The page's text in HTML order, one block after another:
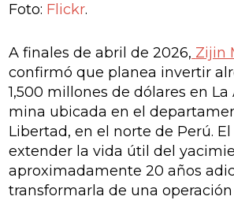
Foto: Flickr.
A finales de abril de 2026, Zijin
confirmó que planea invertir
1,500 millones de dólares en La
mina ubicada en el
Libertad, en el norte de Perú.
extender la vida útil del
aproximadamente 20 años
transformarla de una operación